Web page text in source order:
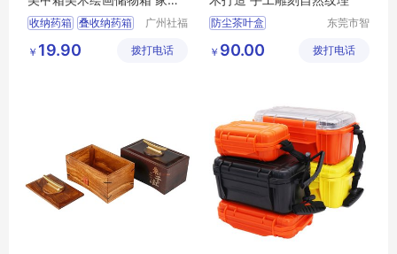
药品收纳箱
收纳药箱 叠收纳药箱
储物箱
广州社福
械有限公
￥ 19.90 拨打电话
防尘茶叶盒
茶叶收纳盒
东莞市智
限公司
￥ 90.00 拨打电话